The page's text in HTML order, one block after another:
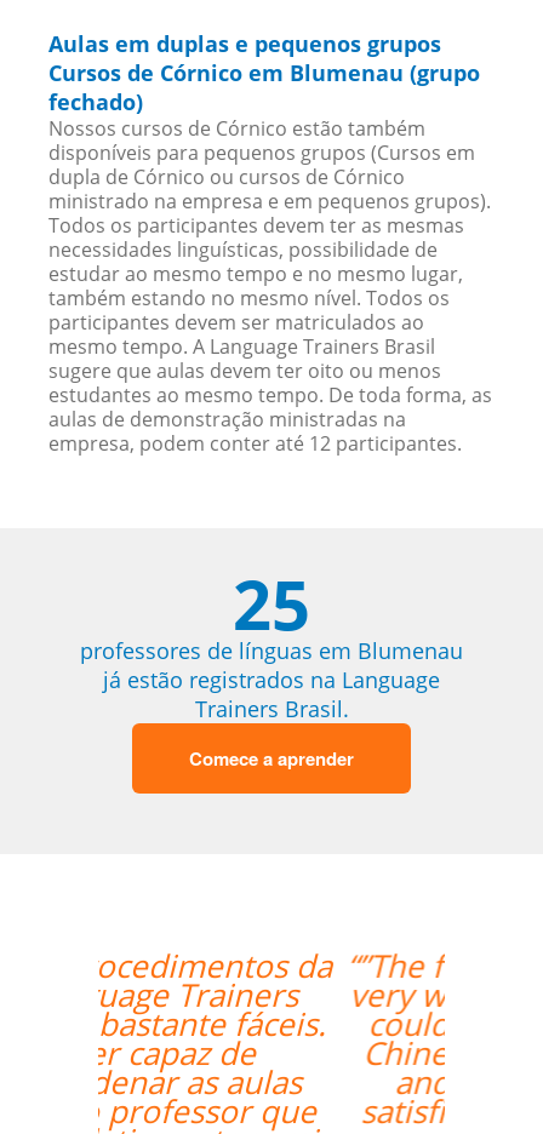
Aulas em duplas e pequenos grupos
Cursos de Córnico em Blumenau (grupo
fechado)
Nossos cursos de Córnico estão também
disponíveis para pequenos grupos (Cursos em
dupla de Córnico ou cursos de Córnico
ministrado na empresa e em pequenos grupos).
Todos os participantes devem ter as mesmas
necessidades linguísticas, possibilidade de
estudar ao mesmo tempo e no mesmo lugar,
também estando no mesmo nível. Todos os
participantes devem ser matriculados ao
mesmo tempo. A Language Trainers Brasil
sugere que aulas devem ter oito ou menos
estudantes ao mesmo tempo. De toda forma, as
aulas de demonstração ministradas na
empresa, podem conter até 12 participantes.
25
professores de línguas em Blumenau
já estão registrados na Language
Trainers Brasil.
Comece a aprender
“”The first lesson went
very well! Prof. Carlos
could teach both in
Chinese and English
and we're quite
satisfied with that. ””